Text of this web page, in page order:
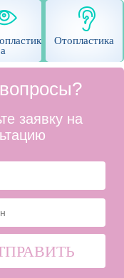
а
Отопластика
заявку на